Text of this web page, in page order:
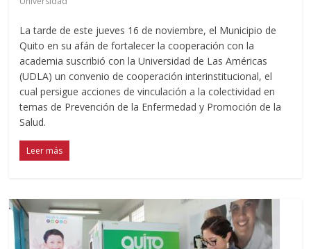
La tarde de este jueves 16 de noviembre, el Municipio de
Quito en su afán de fortalecer la cooperación con la
academia suscribió con la Universidad de Las Américas
(UDLA) un convenio de cooperación interinstitucional, el
cual persigue acciones de vinculación a la colectividad en
temas de Prevención de la Enfermedad y Promoción de la
Salud.
Leer más